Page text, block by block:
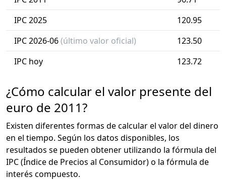
IPC 2025
120.95
IPC 2026-06(último valor oficial)
123.50
IPC hoy
123.72
¿Cómo calcular el valor presente del
euro de 2011?
Existen diferentes formas de calcular el valor del dinero
en el tiempo. Según los datos disponibles, los
resultados se pueden obtener utilizando la fórmula del
IPC (Índice de Precios al Consumidor) o la fórmula de
interés compuesto.